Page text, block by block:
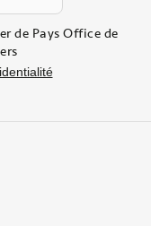
de Pays Office de